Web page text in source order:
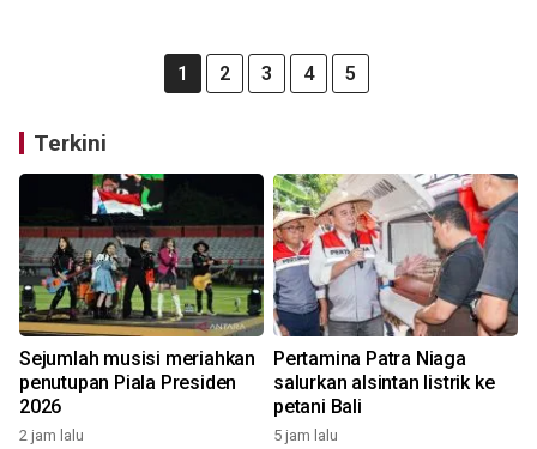
1 2 3 4 5
Terkini
Sejumlah musisi meriahkan
penutupan Piala Presiden
2026
2 jam lalu
Pertamina Patra Niaga
salurkan alsintan listrik ke
petani Bali
5 jam lalu